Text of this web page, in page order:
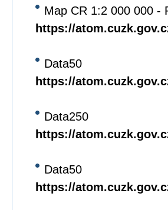
Map CR 1:2 000 000 -
https://
Data50
https://
Data250
https://
Data50
https://